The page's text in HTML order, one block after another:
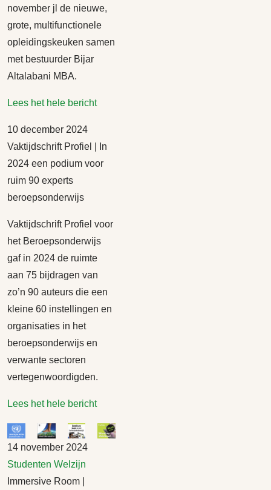
november jl de nieuwe,
grote, multifunctionele
opleidingskeuken samen
met bestuurder Bijar
Altalabani MBA.
Lees het hele bericht
10 december 2024
Vaktijdschrift Profiel | In
2024 een podium voor
ruim 90 experts
beroepsonderwijs
Vaktijdschrift Profiel voor
het Beroepsonderwijs
gaf in 2024 de ruimte
aan 75 bijdragen van
zo’n 90 auteurs die een
kleine 60 instellingen en
organisaties in het
beroepsonderwijs en
verwante sectoren
vertegenwoordigden.
Lees het hele bericht
14 november 2024
Studenten Welzijn
Immersive Room |